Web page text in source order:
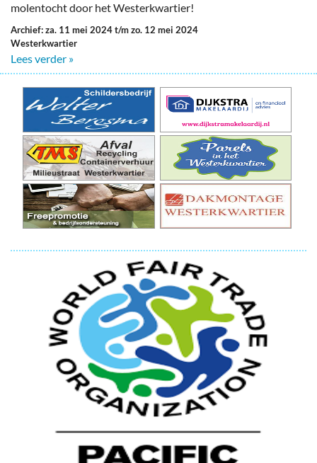
molentocht door het Westerkwartier!
Archief: za. 11 mei 2024 t/m zo. 12 mei 2024
Westerkwartier
Lees verder »